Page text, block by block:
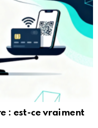
: est-ce vraiment